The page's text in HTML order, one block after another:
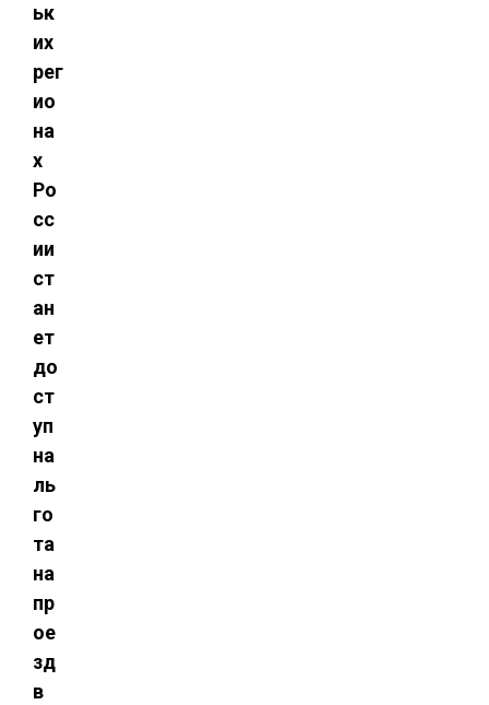
ьк
их
рег
ио
на
х
Ро
сс
ии
ст
ан
ет
до
ст
уп
на
ль
го
та
на
пр
ое
зд
в